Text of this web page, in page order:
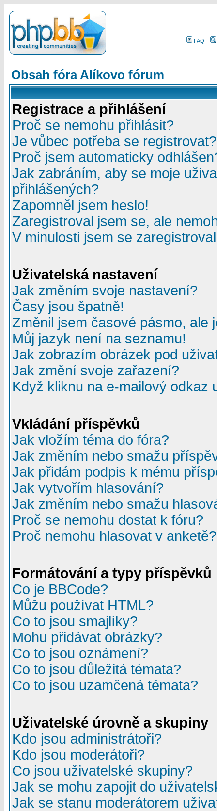
FAQ
Obsah fóra Alíkovo fórum
Registrace a přihlášení
Proč se nemohu přihlásit?
Je vůbec potřeba se registrovat?
Proč jsem automaticky
Jak zabráním, aby se moje
přihlášených?
Zapomněl jsem heslo!
Zaregistroval jsem se, ale
V minulosti jsem se
Uživatelská nastavení
Jak změním svoje nastavení?
Časy jsou špatně!
Změnil jsem časové pásmo, ale
Můj jazyk není na seznamu!
Jak zobrazím obrázek pod
Jak změní svoje zařazení?
Když kliknu na e-mailový odkaz
Vkládání příspěvků
Jak vložím téma do fóra?
Jak změním nebo smažu
Jak přidám podpis k mému
Jak vytvořím hlasování?
Jak změním nebo smažu
Proč se nemohu dostat k fóru?
Proč nemohu hlasovat v anketě?
Formátování a typy příspěvků
Co je BBCode?
Můžu používat HTML?
Co to jsou smajlíky?
Mohu přidávat obrázky?
Co to jsou oznámení?
Co to jsou důležitá témata?
Co to jsou uzamčená témata?
Uživatelské úrovně a skupiny
Kdo jsou administrátoři?
Kdo jsou moderátoři?
Co jsou uživatelské skupiny?
Jak se mohu zapojit do
Jak se stanu moderátorem